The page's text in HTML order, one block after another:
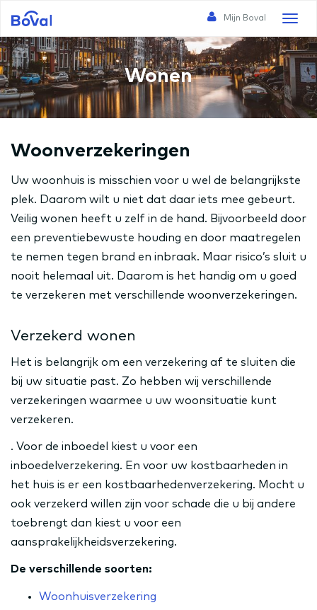
Toggle
Mijn Boval
Wonen
Woonverzekeringen
Uw woonhuis is misschien voor u wel de belangrijkste
plek. Daarom wilt u niet dat daar iets mee gebeurt.
Veilig wonen heeft u zelf in de hand. Bijvoorbeeld door
een preventiebewuste houding en door maatregelen
te nemen tegen brand en inbraak. Maar risico’s sluit u
nooit helemaal uit. Daarom is het handig om u goed
te verzekeren met verschillende woonverzekeringen.
Verzekerd wonen
Het is belangrijk om een verzekering af te sluiten die
bij uw situatie past. Zo hebben wij verschillende
verzekeringen waarmee u uw woonsituatie kunt
verzekeren.
. Voor de inboedel kiest u voor een
inboedelverzekering. En voor uw kostbaarheden in
het huis is er een kostbaarhedenverzekering. Mocht u
ook verzekerd willen zijn voor schade die u bij andere
toebrengt dan kiest u voor een
aansprakelijkheidsverzekering.
De verschillende soorten:
Woonhuisverzekering